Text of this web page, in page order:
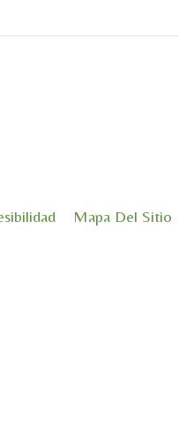
Mapa Del Sitio